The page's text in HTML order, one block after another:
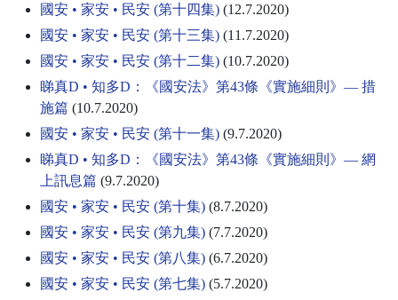
國安 • 家安 • 民安 (第十四集) (12.7.2020)
國安 • 家安 • 民安 (第十三集) (11.7.2020)
國安 • 家安 • 民安 (第十二集) (10.7.2020)
睇真D • 知多D：《國安法》第43條《實施細則》— 措
施篇 (10.7.2020)
國安 • 家安 • 民安 (第十一集) (9.7.2020)
睇真D • 知多D：《國安法》第43條《實施細則》— 網
上訊息篇 (9.7.2020)
國安 • 家安 • 民安 (第十集) (8.7.2020)
國安 • 家安 • 民安 (第九集) (7.7.2020)
國安 • 家安 • 民安 (第八集) (6.7.2020)
國安 • 家安 • 民安 (第七集) (5.7.2020)